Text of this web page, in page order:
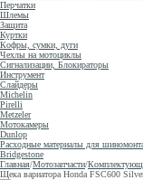
Перчатки
Шлемы
Защита
Куртки
Кофры, сумки, дуги
Чехлы на мотоциклы
Сигнализации, Блокираторы
Инструмент
Слайдеры
Michelin
Pirelli
Metzeler
Мотокамеры
Dunlop
Расходные материалы для
Bridgestone
Главная/Мотозапчасти/
Щека вариатора Honda FSC600